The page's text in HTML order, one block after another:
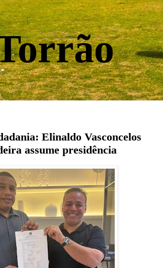
Elinaldo Vasconcelos
assume presidência